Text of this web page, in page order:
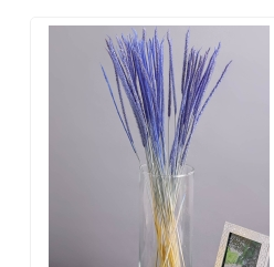
Особые условия
Минимальное количество
Количество в коробке
Единица измерения